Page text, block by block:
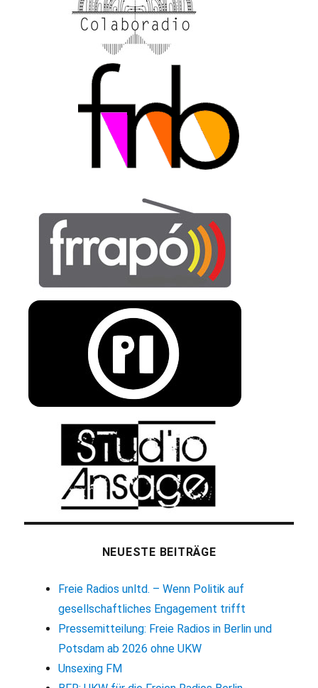
NEUESTE BEITRÄGE
Freie Radios unltd. – Wenn Politik auf
gesellschaftliches Engagement trifft
Pressemitteilung: Freie Radios in Berlin und
Potsdam ab 2026 ohne UKW
Unsexing FM